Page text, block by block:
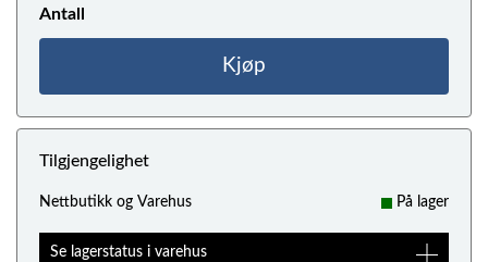
Antall
Kjøp
Tilgjengelighet
Nettbutikk og Varehus På lager
Se lagerstatus i varehus